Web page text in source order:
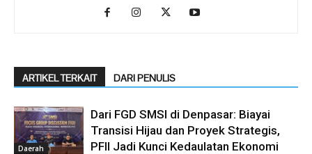
ARTIKEL TERKAIT DARI PENULIS
Daerah
Dari FGD SMSI di Denpasar: Biayai
Transisi Hijau dan Proyek Strategis,
PFII Jadi Kunci Kedaulatan Ekonomi